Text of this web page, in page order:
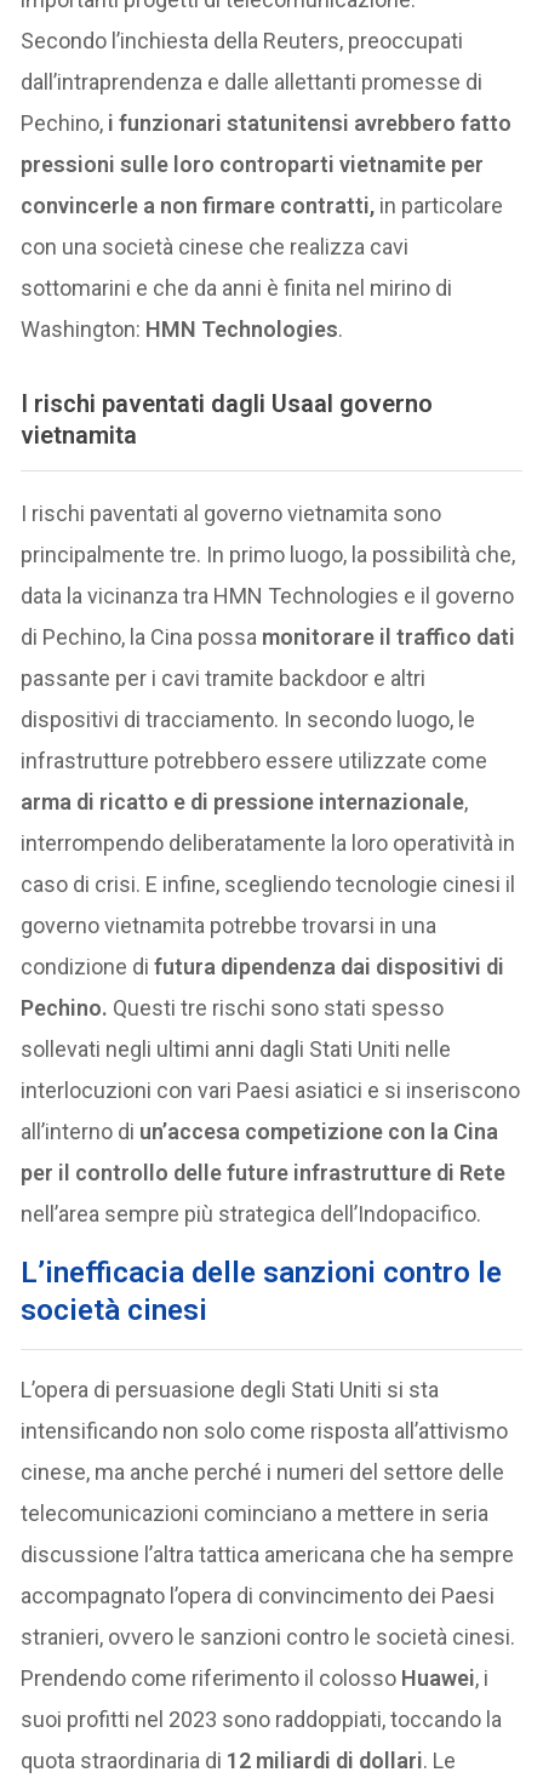
Secondo l’inchiesta della Reuters, preoccupati
dall’intraprendenza e dalle allettanti promesse di
Pechino, i funzionari statunitensi avrebbero fatto
pressioni sulle loro controparti vietnamite per
convincerle a non firmare contratti, in particolare
con una società cinese che realizza cavi
sottomarini e che da anni è finita nel mirino di
Washington: HMN Technologies.
I rischi paventati dagli Usaal governo
vietnamita
I rischi paventati al governo vietnamita sono
principalmente tre. In primo luogo, la possibilità che,
data la vicinanza tra HMN Technologies e il governo
di Pechino, la Cina possa monitorare il traffico dati
passante per i cavi tramite backdoor e altri
dispositivi di tracciamento. In secondo luogo, le
infrastrutture potrebbero essere utilizzate come
arma di ricatto e di pressione internazionale,
interrompendo deliberatamente la loro operatività in
caso di crisi. E infine, scegliendo tecnologie cinesi il
governo vietnamita potrebbe trovarsi in una
condizione di futura dipendenza dai dispositivi di
Pechino. Questi tre rischi sono stati spesso
sollevati negli ultimi anni dagli Stati Uniti nelle
interlocuzioni con vari Paesi asiatici e si inseriscono
all’interno di un’accesa competizione con la Cina
per il controllo delle future infrastrutture di Rete
nell’area sempre più strategica dell’Indopacifico.
L’inefficacia delle sanzioni contro le
società cinesi
L’opera di persuasione degli Stati Uniti si sta
intensificando non solo come risposta all’attivismo
cinese, ma anche perché i numeri del settore delle
telecomunicazioni cominciano a mettere in seria
discussione l’altra tattica americana che ha sempre
accompagnato l’opera di convincimento dei Paesi
stranieri, ovvero le sanzioni contro le società cinesi.
Prendendo come riferimento il colosso Huawei, i
suoi profitti nel 2023 sono raddoppiati, toccando la
quota straordinaria di 12 miliardi di dollari. Le